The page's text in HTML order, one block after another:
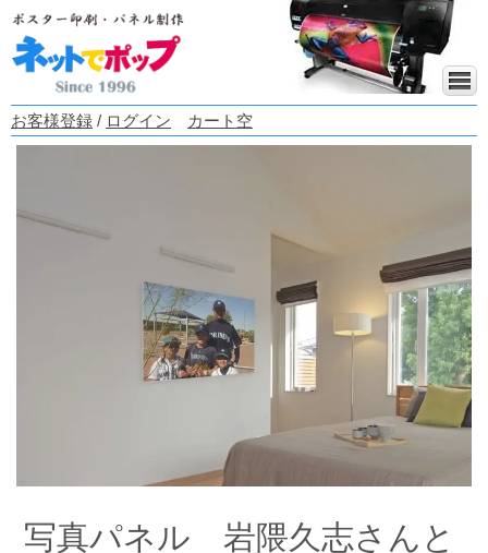
お客様登録 / ログイン カート空
写真パネル 岩隈久志さんと